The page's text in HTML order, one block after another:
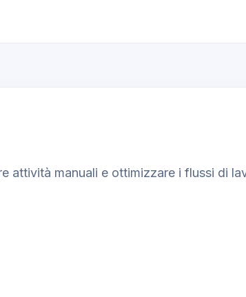
attività manuali e ottimizzare i flussi di